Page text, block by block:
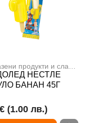
НЕСТЛЕ
БАНАН 45Г
(1.00 лв.)